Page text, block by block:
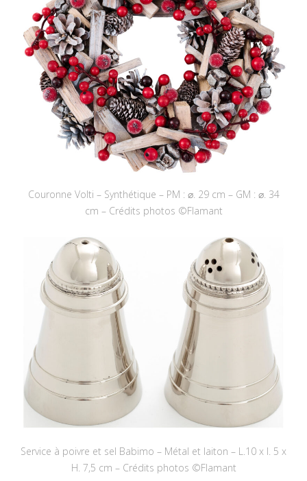
Couronne Volti – Synthétique – PM : ⌀. 29 cm – GM : ⌀. 34
cm – Crédits photos ©Flamant
Service à poivre et sel Babimo – Métal et laiton – L.10 x l. 5 x
H. 7,5 cm – Crédits photos ©Flamant